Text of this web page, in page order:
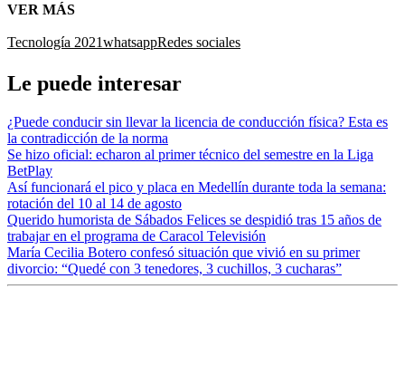
VER MÁS
Tecnología 2021whatsappRedes sociales
Le puede interesar
¿Puede conducir sin llevar la licencia de conducción física? Esta es
la contradicción de la norma
Se hizo oficial: echaron al primer técnico del semestre en la Liga
BetPlay
Así funcionará el pico y placa en Medellín durante toda la semana:
rotación del 10 al 14 de agosto
Querido humorista de Sábados Felices se despidió tras 15 años de
trabajar en el programa de Caracol Televisión
María Cecilia Botero confesó situación que vivió en su primer
divorcio: “Quedé con 3 tenedores, 3 cuchillos, 3 cucharas”